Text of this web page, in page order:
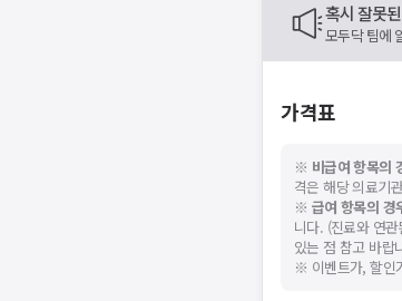
혹시 잘못
모두닥 팀에
가격표
※ 비급여 항목의
격은 해당 의료기
※ 급여 항목의 경
니다. (진료와 연
있는 점 참고 바랍
※ 이벤트가, 할인